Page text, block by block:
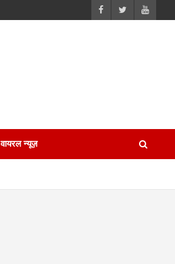
वायरल न्यूज़